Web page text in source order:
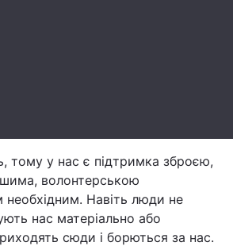
тому у нас є підтримка зброєю,
волонтерською
Навіть люди не
нас матеріально або
сюди і борються за нас.